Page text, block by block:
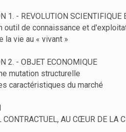
1. - REVOLUTION SCIENTIFIQUE
outil de connaissance et
la vie au « vivant »
2. - OBJET ECONOMIQUE
mutation structurelle
caractéristiques du marché
CONTRACTUEL, AU CŒUR DE LA